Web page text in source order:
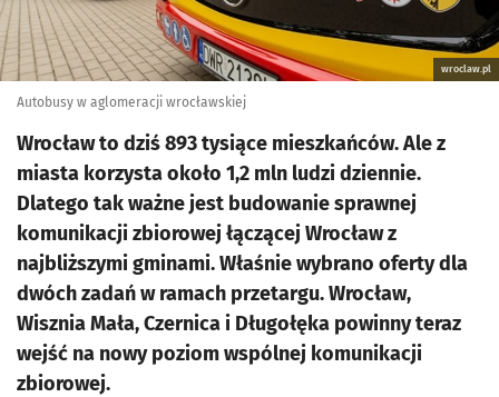
wroclaw.pl
Autobusy w aglomeracji wrocławskiej
Wrocław to dziś 893 tysiące mieszkańców. Ale z
miasta korzysta około 1,2 mln ludzi dziennie.
Dlatego tak ważne jest budowanie sprawnej
komunikacji zbiorowej łączącej Wrocław z
najbliższymi gminami. Właśnie wybrano oferty dla
dwóch zadań w ramach przetargu. Wrocław,
Wisznia Mała, Czernica i Długołęka powinny teraz
wejść na nowy poziom wspólnej komunikacji
zbiorowej.